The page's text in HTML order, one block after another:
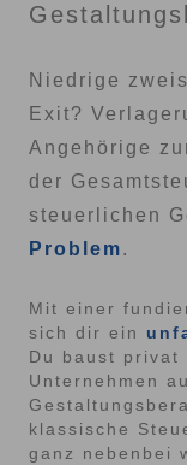
Niedrige
Exit?
Angehörige
der
steuerlichen
Problem.
Mit einer
sich dir ein
Du baust privat
Unternehmen
klassische
ganz nebenbei